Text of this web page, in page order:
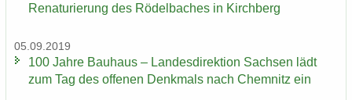
Re­na­tu­rie­rung des Rö­del­ba­ches in Kirch­berg
05.09.2019
100 Jahre Bau­haus – Lan­des­di­rek­ti­on Sach­sen lädt
zum Tag des of­fe­nen Denk­mals nach Chem­nitz ein